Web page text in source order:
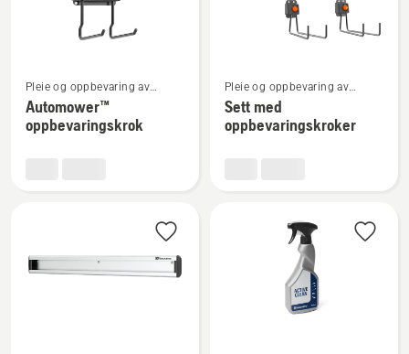
flere
detaljer
om
Pleie og oppbevaring av
robotgressklippere
Automower™
oppbevaringskrok
flere
detaljer
om
Pleie og oppbevaring av
robotgressklippere
Sett med
oppbevaringskroker